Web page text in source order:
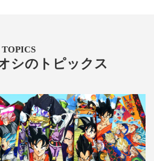
TOPICS
シのトピックス